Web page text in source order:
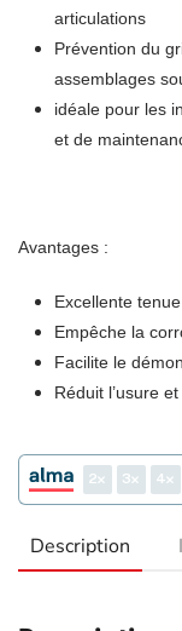
articulations
Prévention du
assemblages
idéale pour les
et de
Avantages :
Excellente
Empêche la
Facilite le
Réduit l’usure
2 3 4
Description